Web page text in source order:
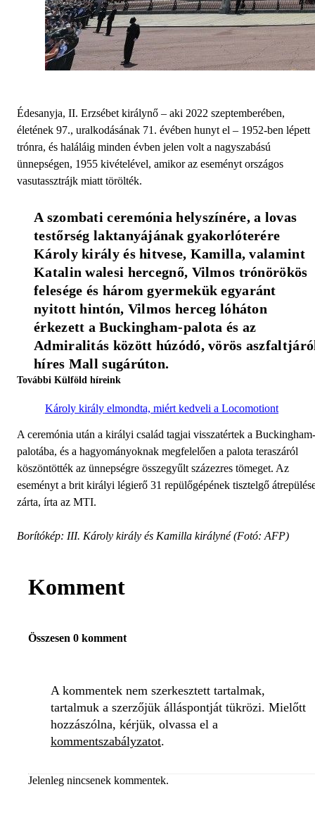
Édesanyja, II. Erzsébet királynő – aki 2022 szeptemberében,
életének 97., uralkodásának 71. évében hunyt el – 1952-ben lépett
trónra, és haláláig minden évben jelen volt a nagyszabású
ünnepségen, 1955 kivételével, amikor az eseményt országos
vasutassztrájk miatt törölték.
A szombati ceremónia helyszínére, a lovas
testőrség laktanyájának gyakorlóterére
Károly király és hitvese, Kamilla, valamint
Katalin walesi hercegnő, Vilmos trónörökös
felesége és három gyermekük egyaránt
nyitott hintón, Vilmos herceg lóháton
érkezett a Buckingham-palota és az
Admiralitás között húzódó, vörös
híres Mall sugárúton.
További Külföld híreink
Károly király elmondta, miért kedveli a Locomotiont
A ceremónia után a királyi család tagjai visszatértek a Buckingham-
palotába, és a hagyományoknak megfelelően a palota teraszáról
köszöntötték az ünnepségre összegyűlt százezres tömeget. Az
eseményt a brit királyi légierő 31 repülőgépének tisztelgő
zárta, írta az MTI.
Borítókép: III. Károly király és Kamilla királyné (Fotó: AFP)
Komment
Összesen 0 komment
A kommentek nem szerkesztett tartalmak,
tartalmuk a szerzőjük álláspontját tükrözi. Mielőtt
hozzászólna, kérjük, olvassa el a
kommentszabályzatot.
Jelenleg nincsenek kommentek.